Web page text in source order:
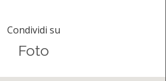
Condividi su
Foto